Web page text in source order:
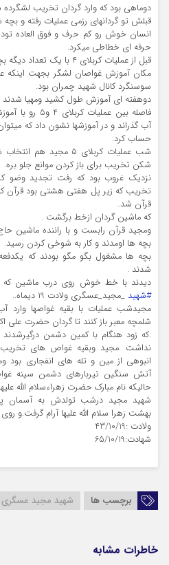
دوماهي بود كه وارد گردان تخریب لشگرده
قبلش تو گردانهای رزمی عملیات رفته و
انسان خوش رو كم حرف و فوق العاده
حرفه اي خطاطي ميكرد.
قبل از عمليات كربلاي 4 با يك تعداد ديگه بچه ها رفت براي آموزش غواصي.
مكان آموزش غواصان لشگر بجهت اينكه
سوسنگرد كانال شهيد چمران بود.
دوهفته اي آموزش طول كشيد ومهيا شدند
فاصله بین
آب گذراند و در آموزشها نشون داد که
حساب کرد.
شب عمليات كربلاي 5
شكن تخريب براي باز كردن موانع جلو بره.
نزديك غروب بود كه رفت تجديد وضو
تخریب كه زير پل هفتي هشتي بود قرآن
قرآن شد..
كه ماشین گردان ازخط برگشت .
ومجيد قرآن رابست و با راننده
بچه ها اومدند و كار به شوخي كردن رسيد.
بچه ها مشغول بگو مگو بودند كه
شدند .
ديدند با خط خوش روي درب ماشین كه
#شهيد _مجيد_عسگري ولادت 19 ديماه..
مجيدشب عمليات با بقيه غواصها وارد
شلمچه معبر باز كنند تا گردان حضرت علی
.که زود هنگام با کمین دشمن
نداشت .مجید وبقیه غواص های تخریب
انبوهی از مین و تله های انفجاری بود
آتش سنگین تیربارهای دشمن سینه
حالیکه نام مبارک حضرت زهراءسلام الله
بهشت زهرا سلام الله عليها آرام گرفت.و
ولادت :43/10/19
شهادت:65/10/19
برچسب ها شهید مجید عسگری
خاطرات مشابه